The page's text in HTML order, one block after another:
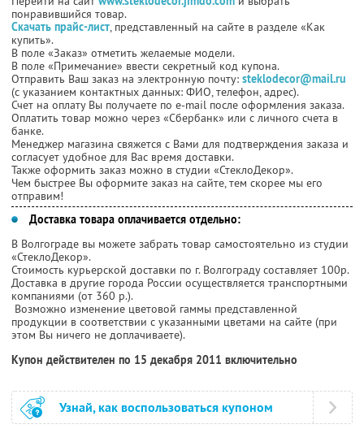
понравившийся товар.
Скачать прайс-лист, представленный на сайте в разделе «Как
купить».
В поле «Заказ» отметить желаемые модели.
В поле «Примечание» ввести секретный код купона.
Отправить Ваш заказ на электронную почту: steklodecor@mail.ru
(с указанием контактных данных: ФИО, телефон, адрес).
Счет на оплату Вы получаете по e-mail после оформления заказа.
Оплатить товар можно через «Сбербанк» или с личного счета в
банке.
Менеджер магазина свяжется с Вами для подтверждения заказа и
согласует удобное для Вас время доставки.
Также оформить заказ можно в студии «СтеклоДекор».
Чем быстрее Вы оформите заказ на сайте, тем скорее мы его
отправим!
Доставка товара оплачивается отдельно:
В Волгограде вы можете забрать товар самостоятельно из студии
«СтеклоДекор».
Стоимость курьерской доставки по г. Волгограду составляет 100р.
Доставка в другие города России осуществляется транспортными
компаниями (от 360 р.).
Возможно изменение цветовой гаммы представленной
продукции в соответствии с указанными цветами на сайте (при
этом Вы ничего не доплачиваете).
Купон действителен по 15 декабря 2011 включительно
Узнай, как воспользоваться купоном